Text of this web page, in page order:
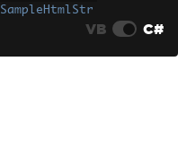
SampleHtmlStr
VB C#